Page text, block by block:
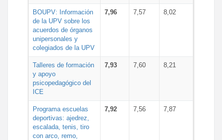
BOUPV: Información
de la UPV sobre los
acuerdos de órganos
unipersonales y
colegiados de la UPV
7,96 7,57 8,02
Talleres de formación
y apoyo
psicopedagógico del
ICE
7,93 7,60 8,21
Programa escuelas
deportivas: ajedrez,
escalada, tenis, tiro
con arco, remo,
7,92 7,56 7,87